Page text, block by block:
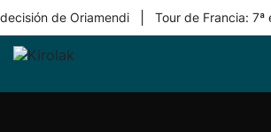
de Oriamendi Tour de Francia: 7ª